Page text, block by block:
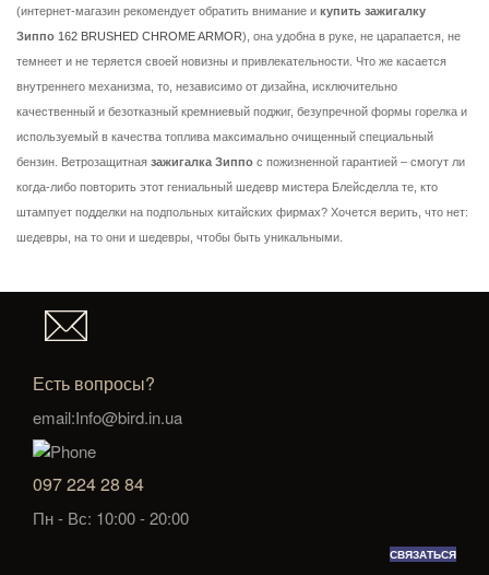
(интернет-магазин рекомендует обратить внимание и купить зажигалку
Зиппо 162 BRUSHED CHROME ARMOR), она удобна в руке, не царапается, не
темнеет и не теряется своей новизны и привлекательности. Что же касается
внутреннего механизма, то, независимо от дизайна, исключительно
качественный и безотказный кремниевый поджиг, безупречной формы горелка и
используемый в качества топлива максимально очищенный специальный
бензин. Ветрозащитная зажигалка Зиппо с пожизненной гарантией – смогут ли
когда-либо повторить этот гениальный шедевр мистера Блейсделла те, кто
штампует подделки на подпольных китайских фирмах? Хочется верить, что нет:
шедевры, на то они и шедевры, чтобы быть уникальными.
Есть вопросы?
email:Info@bird.in.ua
097 224 28 84
Пн - Вс: 10:00 - 20:00
СВЯЗАТЬСЯ